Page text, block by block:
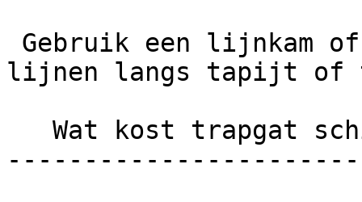
lijnen langs tapijt of